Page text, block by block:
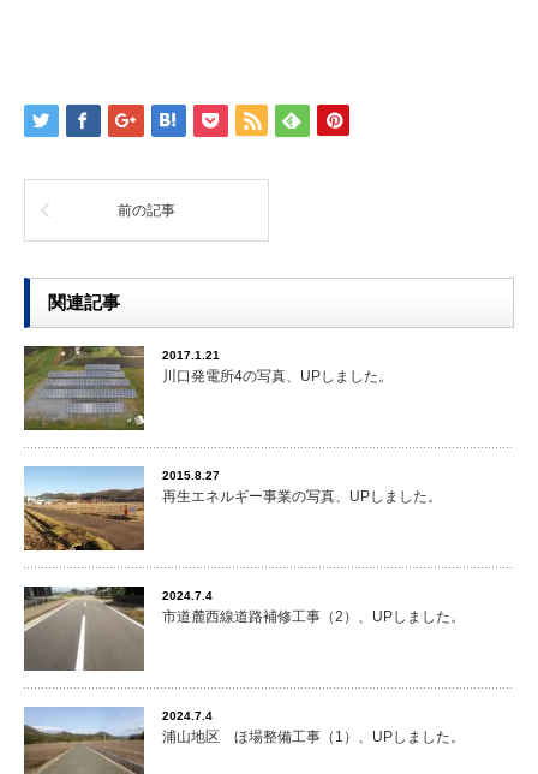
前の記事
関連記事
2017.1.21
川口発電所4の写真、UPしました。
2015.8.27
再生エネルギー事業の写真、UPしました。
2024.7.4
市道麓西線道路補修工事（2）、UPしました。
2024.7.4
浦山地区 ほ場整備工事（1）、UPしました。